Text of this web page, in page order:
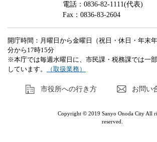
電話：0836-82-1111(代表)
Fax：0836-83-2604
開庁時間：月曜日から金曜日（祝日・休日・年末
分から17時15分
※本庁では毎週水曜日に、市民課・税務課では一
しています。
（取扱業務）
市役所への行き方 お問い
Copyright © 2019 Sanyo Onoda City All
reserved.